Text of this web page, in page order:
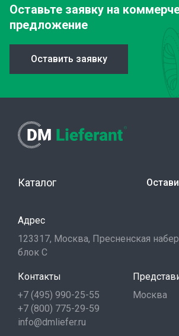
Оставьте заявку на
предложение
Оставить заявку
Каталог
Адрес
123317, Москва, Пресненская
блок С
Контакты
+7 (495) 990-25-55
+7 (800) 775-29-59
info@dmliefer.ru
Москва